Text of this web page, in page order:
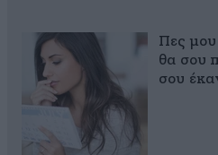
Πες
θα σου
σου